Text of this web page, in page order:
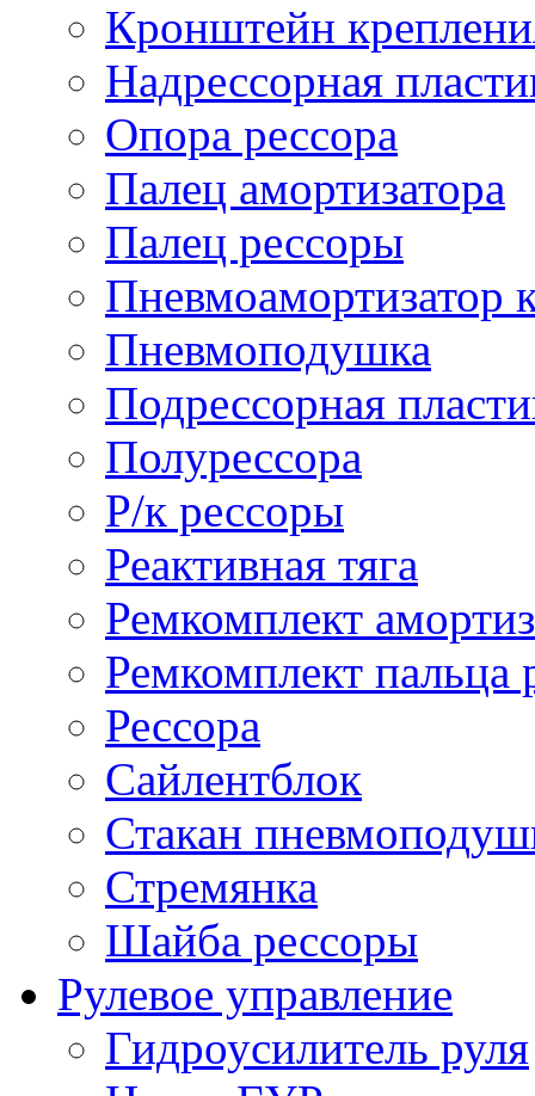
Кронштейн
Надрессорная
Опора рессора
Палец амортизатора
Палец рессоры
Пневмоамортизатор
Пневмоподушка
Подрессорная
Полурессора
Р/к рессоры
Реактивная тяга
Ремкомплект
Ремкомплект пальца
Рессора
Сайлентблок
Стакан
Стремянка
Шайба рессоры
Рулевое управление
Гидроусилитель руля